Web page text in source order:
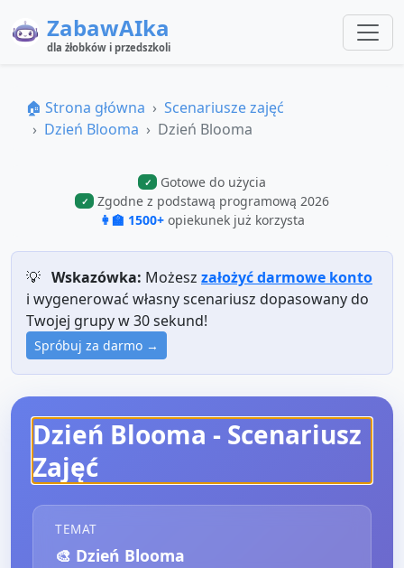
ZabawAIka
dla żłobków i przedszkoli
🏠 Strona główna
Scenariusze zajęć
Dzień Blooma
Dzień Blooma
✓ Gotowe do użycia
✓
Zgodne z podstawą programową 2026
👩‍🏫 1500+ opiekunek już korzysta
💡 Wskazówka: Możesz założyć darmowe konto
i wygenerować własny scenariusz dopasowany do
Twojej grupy w 30 sekund!
Spróbuj za darmo →
Dzień Blooma - Scenariusz
Zajęć
TEMAT
🎨 Dzień Blooma